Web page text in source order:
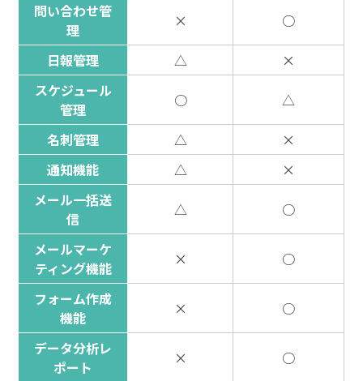
問い合わせ管
理
× ○
日報管理 △
×
スケジュール
管理
○ △
名刺管理 △
×
通知機能
△
×
メール一括送
信
△ ○
メールマーケ
ティング機能
× ○
フォーム作成
機能
× ○
データ分析レ
ポート
× ○